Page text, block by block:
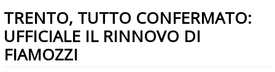
TRENTO, TUTTO CONFERMATO:
UFFICIALE IL RINNOVO DI
FIAMOZZI